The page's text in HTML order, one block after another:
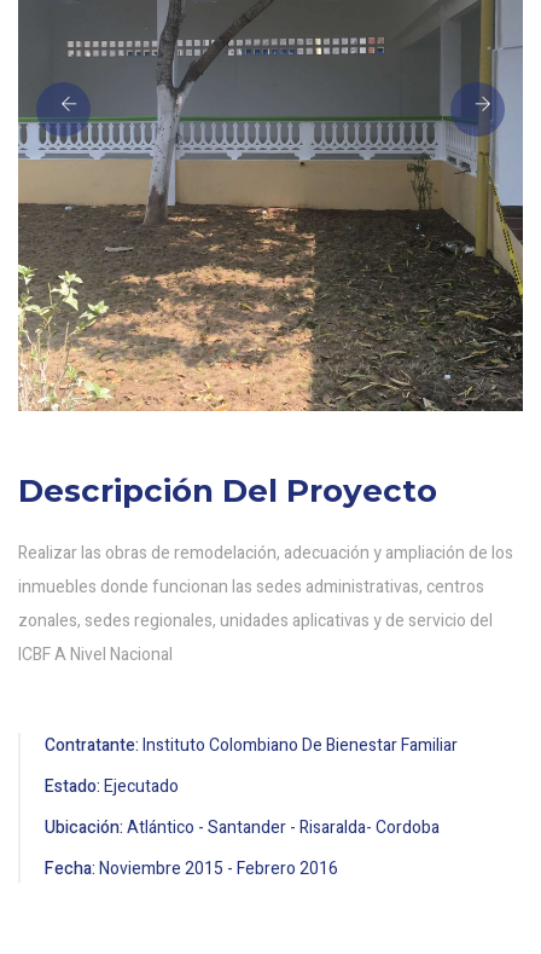
Descripción Del Proyecto
Realizar las obras de remodelación, adecuación y ampliación de los
inmuebles donde funcionan las sedes administrativas, centros
zonales, sedes regionales, unidades aplicativas y de servicio del
ICBF A Nivel Nacional
Contratante:Instituto Colombiano De Bienestar Familiar
Estado:Ejecutado
Ubicación:Atlántico - Santander - Risaralda- Cordoba
Fecha:Noviembre2015 -Febrero2016